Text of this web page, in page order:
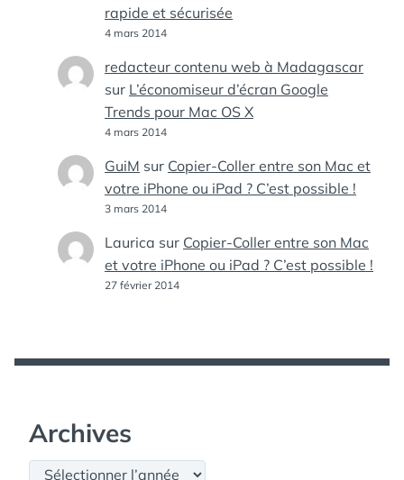
rapide et sécurisée
4 mars 2014
redacteur contenu web à Madagascar
sur L’économiseur d’écran Google
Trends pour Mac OS X
4 mars 2014
GuiM sur Copier-Coller entre son Mac et
votre iPhone ou iPad ? C’est possible !
3 mars 2014
Laurica sur Copier-Coller entre son Mac
et votre iPhone ou iPad ? C’est possible !
27 février 2014
Archives
Archives